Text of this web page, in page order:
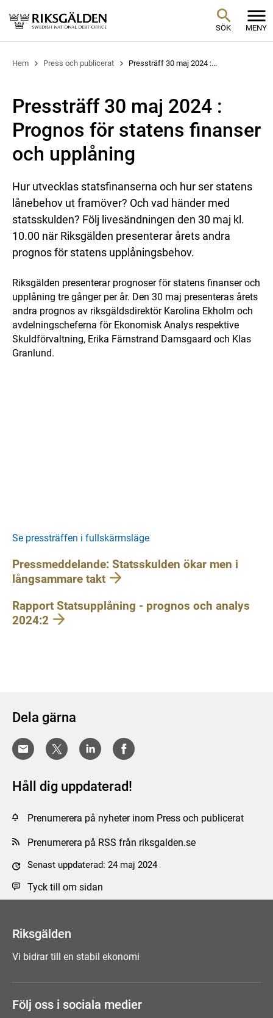
SÖK MENY
Hem Press och publicerat Pressträff 30 maj 2024 :...
Pressträff 30 maj 2024 :
Prognos för statens finanser
och upplåning
Hur utvecklas statsfinanserna och hur ser statens
lånebehov ut framöver? Och vad händer med
statsskulden? Följ livesändningen den 30 maj kl.
10.00 när Riksgälden presenterar årets andra
prognos för statens upplåningsbehov.
Riksgälden presenterar prognoser för statens finanser och
upplåning tre gånger per år. Den 30 maj presenteras årets
andra prognos av riksgäldsdirektör Karolina Ekholm och
avdelningscheferna för Ekonomisk Analys respektive
Skuldförvaltning, Erika Färnstrand Damsgaard och Klas
Granlund.
Se pressträffen i fullskärmsläge
Pressmeddelande: Statsskulden ökar men i
långsammare takt
Rapport Statsupplåning - prognos och analys
2024:2
Dela gärna
Håll dig uppdaterad!
Prenumerera på nyheter inom Press och publicerat
Prenumerera på RSS från riksgalden.se
Senast uppdaterad: 24 maj 2024
Tyck till om sidan
Riksgälden
Vi bidrar till en stabil ekonomi
Följ oss i sociala medier